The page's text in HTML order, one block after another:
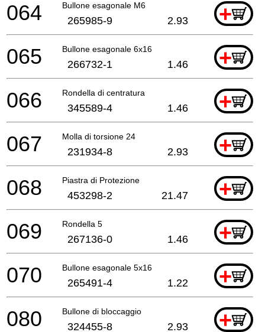
Bullone esagonale M6 +
064 265985-9 2.93
Bullone esagonale 6x16 +
065 266732-1 1.46
Rondella di centratura +
066 345589-4 1.46
Molla di torsione 24 +
067 231934-8 2.93
Piastra di Protezione +
068 453298-2 21.47
Rondella 5 +
069 267136-0 1.46
Bullone esagonale 5x16 +
070 265491-4 1.22
Bullone di bloccaggio +
080 324455-8 2.93